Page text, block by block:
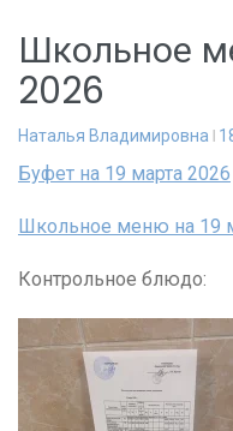
Школьное
2026
Наталья Владимировна
Буфет на 19 марта 2026
Школьное меню на 19
Контрольное блюдо: